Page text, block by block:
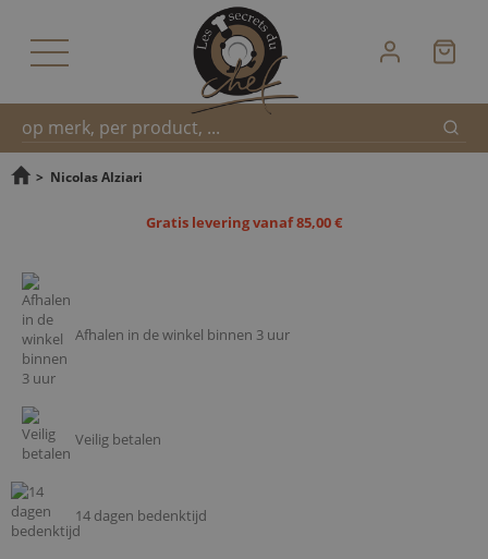
Snel
> Nicolas Alziari
Gratis levering vanaf 85,00 €
Afhalen in de winkel binnen 3 uur
Veilig betalen
14 dagen bedenktijd